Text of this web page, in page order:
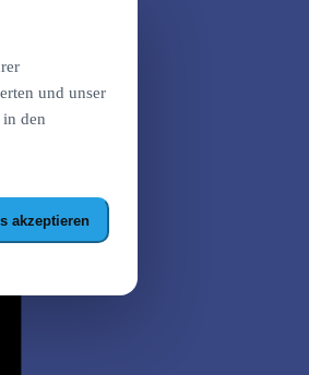
und unser
den
akzeptieren